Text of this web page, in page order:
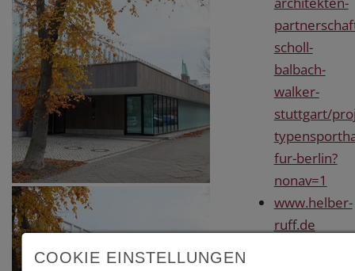
scholl-
balbach-
walker-
stuttgart/
fur-berlin?
nonav=1
www.helber-
ruff.de
COOKIE EINSTELLUNGEN